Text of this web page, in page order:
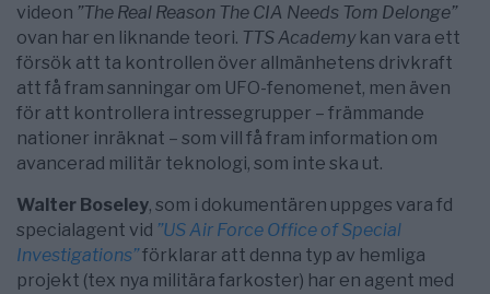
videon ”The Real Reason The CIA Needs Tom Delonge”
ovan har en liknande teori. TTS Academykan vara ett
försök att ta kontrollen över allmänhetens drivkraft
att få fram sanningar om UFO-fenomenet, men även
för att kontrollera intressegrupper – främmande
nationer inräknat – som vill få fram information om
avancerad militär teknologi, som inte ska ut.
Walter Boseley, som i dokumentären uppges vara fd
specialagent vid ”US Air Force Office of Special
Investigations”förklarar att denna typ av hemliga
projekt (tex nya militära farkoster) har en agent med